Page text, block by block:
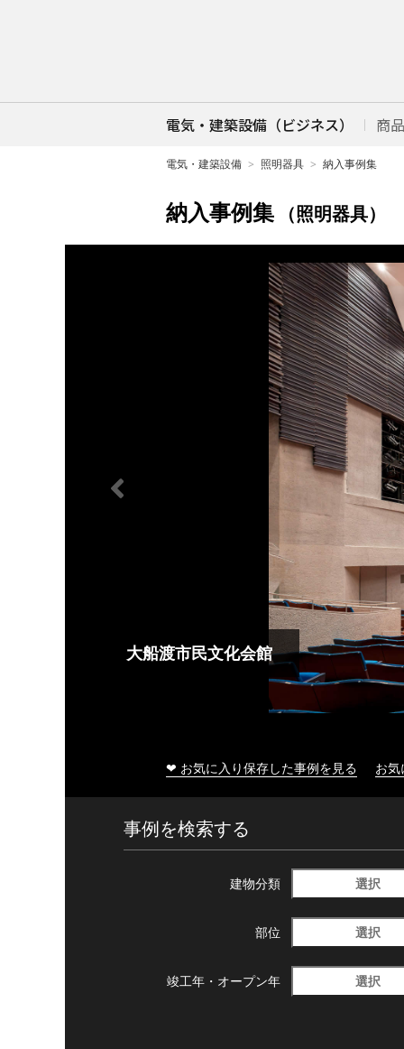
電気・建築設備（ビジネス） 商
電気・建築設備 照明器具 納入事例集
納入事例集 （照明器具）
大船渡市民文化会館
❤ お気に入り保存した事例を見る お
事例を検索する
建物分類 選択
部位 選択
竣工年・ オープン年 選択